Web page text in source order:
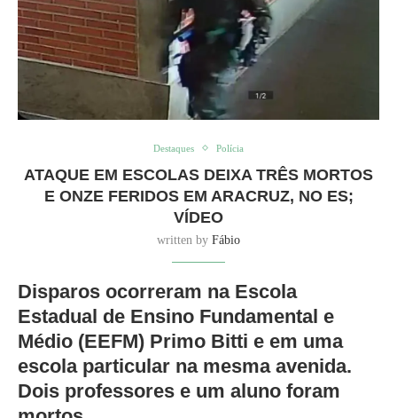
Destaques Polícia
ATAQUE EM ESCOLAS DEIXA TRÊS MORTOS
E ONZE FERIDOS EM ARACRUZ, NO ES;
VÍDEO
written by Fábio
Disparos ocorreram na Escola
Estadual de Ensino Fundamental e
Médio (EEFM) Primo Bitti e em uma
escola particular na mesma avenida.
Dois professores e um aluno foram